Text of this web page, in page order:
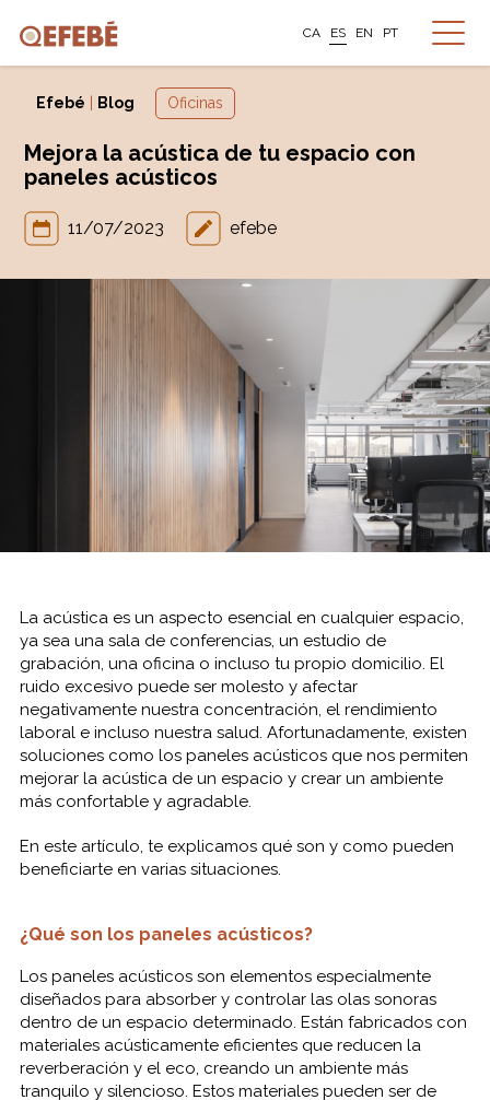
CA ES EN PT
Efebé Blog Oficinas
Mejora la acústica de tu espacio con
paneles acústicos
11/07/2023 efebe
La acústica es un aspecto esencial en cualquier espacio,
ya sea una sala de conferencias, un estudio de
grabación, una oficina o incluso tu propio domicilio. El
ruido excesivo puede ser molesto y afectar
negativamente nuestra concentración, el rendimiento
laboral e incluso nuestra salud. Afortunadamente, existen
soluciones como los paneles acústicos que nos permiten
mejorar la acústica de un espacio y crear un ambiente
más confortable y agradable.
En este artículo, te explicamos qué son y como pueden
beneficiarte en varias situaciones.
¿Qué son los paneles acústicos?
Los paneles acústicos son elementos especialmente
diseñados para absorber y controlar las olas sonoras
dentro de un espacio determinado. Están fabricados con
materiales acústicamente eficientes que reducen la
reverberación y el eco, creando un ambiente más
tranquilo y silencioso. Estos materiales pueden ser de